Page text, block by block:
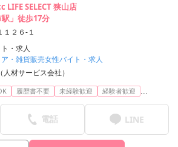
SELECT 狭山店
」徒歩17分
１２６-１
・求人
・雑貨販売女性バイト・求人
材サービス会社）
履歴書不要 未経験歓迎 経験者歓迎 ...
電話 LINE